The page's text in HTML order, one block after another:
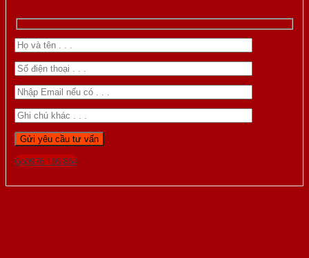
Gọi 0976.169.864